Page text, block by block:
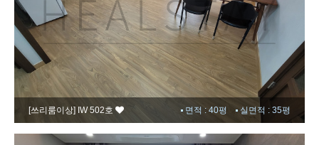
[쓰리룸이상] IW 502호 면적 : 40평 실면적 : 35평